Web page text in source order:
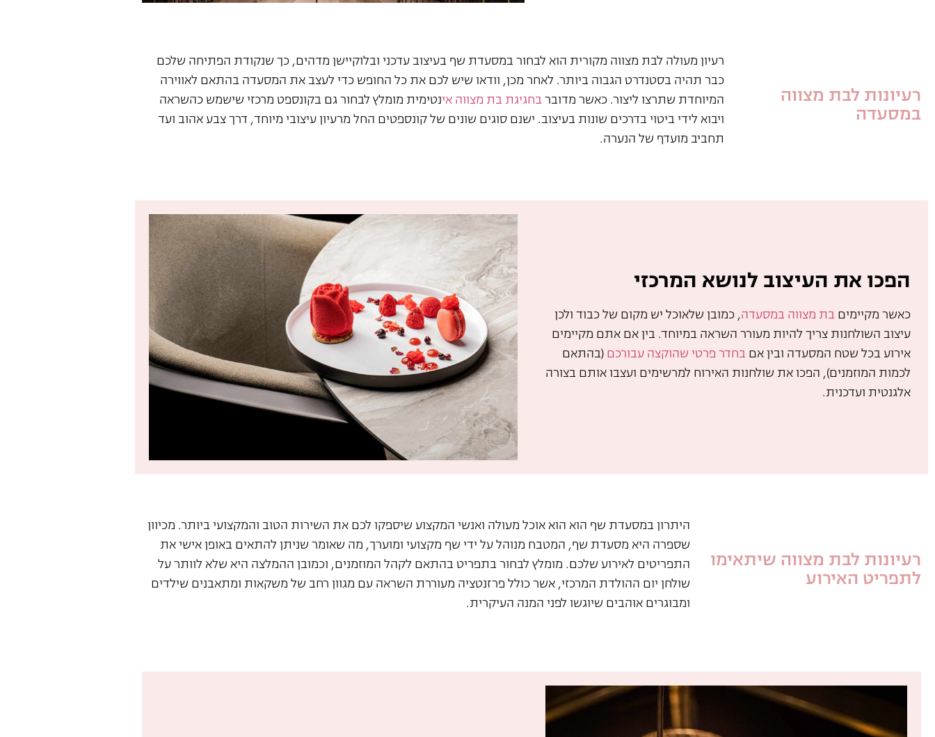
רעיונות לבת מצווה
במסעדה
רעיון מעולה לבת מצווה מקורית הוא לבחור במסעדת שף בעיצוב עדכני ובלוקיישן מדהים, כך שנקודת הפתיחה שלכם
כבר תהיה בסטנדרט הגבוה ביותר. לאחר מכן, וודאו שיש לכם את כל החופש כדי לעצב את המסעדה בהתאם לאווירה
המיוחדת שתרצו ליצור. כאשר מדובר בחגיגת בת מצווה אינטימית מומלץ לבחור גם בקונספט מרכזי שישמש כהשראה
ויבוא לידי ביטוי בדרכים שונות בעיצוב. ישנם סוגים שונים של קונספטים החל מרעיון עיצובי מיוחד, דרך צבע אהוב ועד
תחביב מועדף של הנערה.
הפכו את העיצוב לנושא המרכזי
כאשר מקיימים בת מצווה במסעדה, כמובן שלאוכל יש מקום של כבוד ולכן
עיצוב השולחנות צריך להיות מעורר השראה במיוחד. בין אם אתם מקיימים
אירוע בכל שטח המסעדה ובין אם בחדר פרטי שהוקצה עבורכם (בהתאם
לכמות המוזמנים), הפכו את שולחנות האירוח למרשימים ועצבו אותם בצורה
אלגנטית ועדכנית.
רעיונות לבת מצווה שיתאימו
לתפריט האירוע
היתרון במסעדת שף הוא הוא אוכל מעולה ואנשי המקצוע שיספקו לכם את השירות הטוב והמקצועי ביותר. מכיוון
שספרה היא מסעדת שף, המטבח מנוהל על ידי שף מקצועי ומוערך, מה שאומר שניתן להתאים באופן אישי את
התפריטים לאירוע שלכם. מומלץ לבחור בתפריט בהתאם לקהל המוזמנים, וכמובן ההמלצה היא שלא לוותר על
שולחן יום ההולדת המרכזי, אשר כולל פרזנטציה מעוררת השראה עם מגוון רחב של משקאות ומתאבנים שילדים
ומבוגרים אוהבים שיוגשו לפני המנה העיקרית.